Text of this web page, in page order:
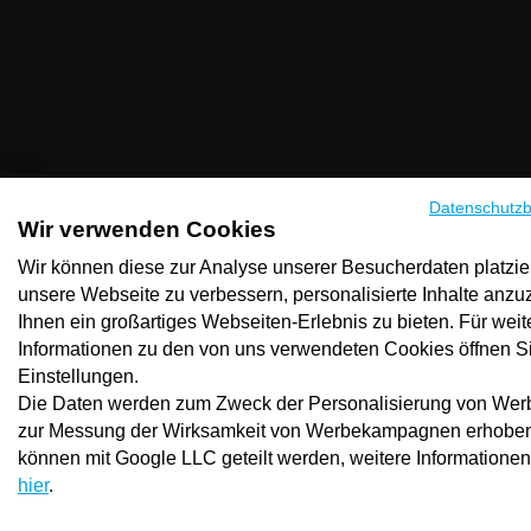
Wir verwenden Cookies
Wir können diese zur Analyse unserer Besucherdaten
unsere Webseite zu verbessern, personalisierte Inhalte
Ihnen ein großartiges Webseiten-Erlebnis zu bieten. Für
Informationen zu den von uns verwendeten Cookies öffnen
Einstellungen.
Die Daten werden zum Zweck der Personalisierung von
zur Messung der Wirksamkeit von Werbekampagnen
können mit Google LLC geteilt werden, weitere
hier.